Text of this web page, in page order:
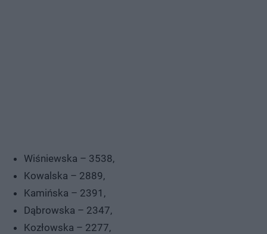
Wiśniewska – 3538,
Kowalska – 2889,
Kamińska – 2391,
Dąbrowska – 2347,
Kozłowska – 2277,